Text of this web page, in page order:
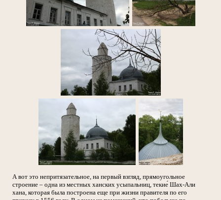
А вот это непритязательное, на первый взгляд, прямоугольное
строение – одна из местных ханских усыпальниц, текие́ Шах-Али
хана, которая была построена еще при жизни правителя по его